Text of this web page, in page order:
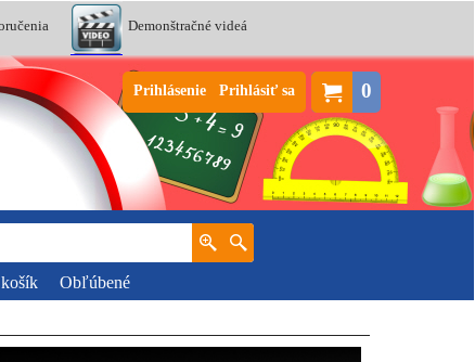
Demonštračné videá
0
Prihlásenie Prihlásiť sa
Obľúbené